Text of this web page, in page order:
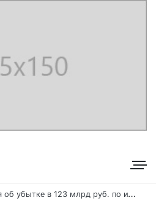
«
Аэрофлот» отчитался об убытке в 123 млрд руб. по итогам года пандемии